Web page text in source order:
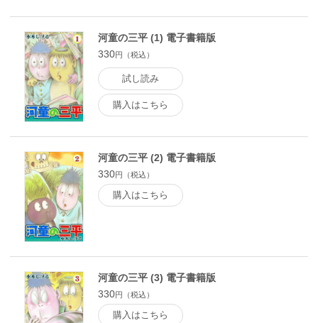
河童の三平 (1) 電子書籍版
330円（税込）
試し読み
購入はこちら
河童の三平 (2) 電子書籍版
330円（税込）
購入はこちら
河童の三平 (3) 電子書籍版
330円（税込）
購入はこちら